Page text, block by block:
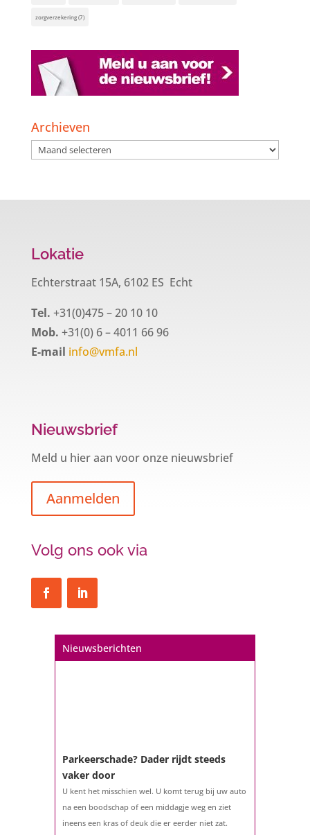
zorgverzekering(7)
Archieven
Archieven
Lokatie
Echterstraat 15A, 6102 ES Echt
Tel. +31(0)475 – 20 10 10
Mob. +31(0) 6 – 4011 66 96
E-mail info@vmfa.nl
Nieuwsbrief
Meld u hier aan voor onze nieuwsbrief
Aanmelden
Volg ons ook via
Nieuwsberichten
Een hypotheek na uw 57e? Er zijn
De woningmarkt is nog steeds in beweging.
Misschien denkt u na over verhuizen, verbouwen
het eigenlijk met een hypotheek als u 57 jaar of
ouder bent?...
Parkeerschade? Dader rijdt steeds
vaker door
U kent het misschien wel. U komt terug bij uw auto
na een boodschap of een middagje weg en ziet
ineens een kras of deuk die er eerder niet zat.